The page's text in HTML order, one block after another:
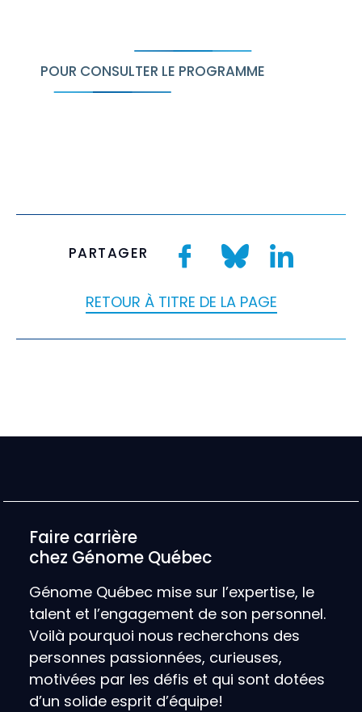
POUR CONSULTER LE PROGRAMME
PARTAGER
RETOUR À TITRE DE LA PAGE
Faire carrière
chez Génome Québec
Génome Québec mise sur l’expertise, le
talent et l’engagement de son personnel.
Voilà pourquoi nous recherchons des
personnes passionnées, curieuses,
motivées par les défis et qui sont dotées
d’un solide esprit d’équipe!